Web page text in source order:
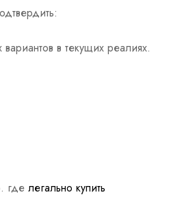
в текущих реалиях.
где легально купить